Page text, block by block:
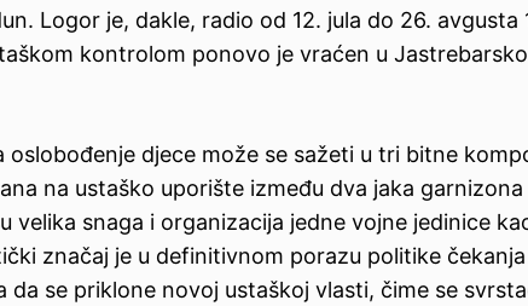
Logor je, dakle, radio od 12. jula do 26.
kontrolom ponovo je vraćen u
oslobođenje djece može se sažeti u tri bitne
na ustaško uporište između dva jaka
velika snaga i organizacija jedne vojne jedinice
značaj je u definitivnom porazu politike čekanja
da se priklone novoj ustaškoj vlasti, čime se